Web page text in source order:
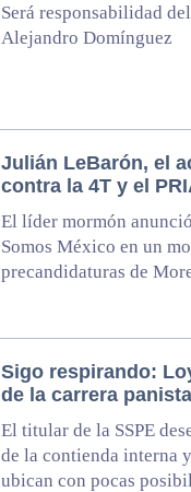
Será responsabilidad
Alejandro Domínguez
Julián LeBarón, el
contra la 4T y el
El líder mormón
Somos México en un
precandidaturas de
Sigo respirando:
de la carrera
El titular de la SSPE
de la contienda interna
ubican con pocas